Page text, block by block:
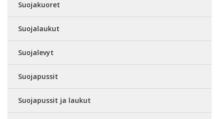
Suojakuoret
Suojalaukut
Suojalevyt
Suojapussit
Suojapussit ja laukut